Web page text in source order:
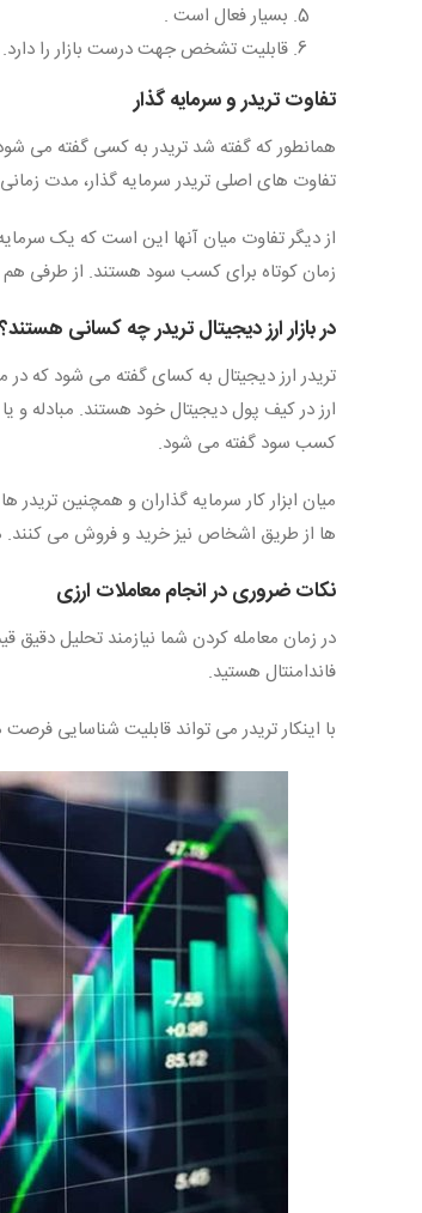
بسیار فعال است .
قابلیت تشخص جهت درست بازار را دارد.
تفاوت تریدر و سرمایه گذار
همانطور که گفته شد تریدر به کسی گفته می
تفاوت های اصلی تریدر سرمایه گذار، مدت
از دیگر تفاوت میان آنها این است که یک
زمان کوتاه برای کسب سود هستند. از طرفی هم
در بازار ارز دیجیتال تریدر چه کسانی هستند؟
تریدر ارز دیجیتال به کسای گفته می شود که در
ارز در کیف پول دیجیتال خود هستند. مبادله و
کسب سود گفته می شود.
میان ابزار کار سرمایه گذاران و همچنین تریدر
ها از طریق اشخاص نیز خرید و فروش می کنند.
نکات ضروری در انجام معاملات ارزی
در زمان معامله کردن شما نیازمند تحلیل
فاندامنتال هستید.
با اینکار تریدر می تواند قابلیت شناسایی